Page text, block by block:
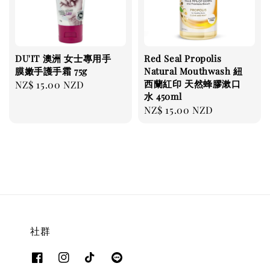
DU'IT 澳洲 女士專用手
膜嫩手護手霜 75g
Regular
NZ$ 15.00 NZD
Red Seal Propolis
Natural Mouthwash 紐
西蘭紅印 天然蜂膠漱口
水 450ml
Regular
NZ$ 15.00 NZD
社群